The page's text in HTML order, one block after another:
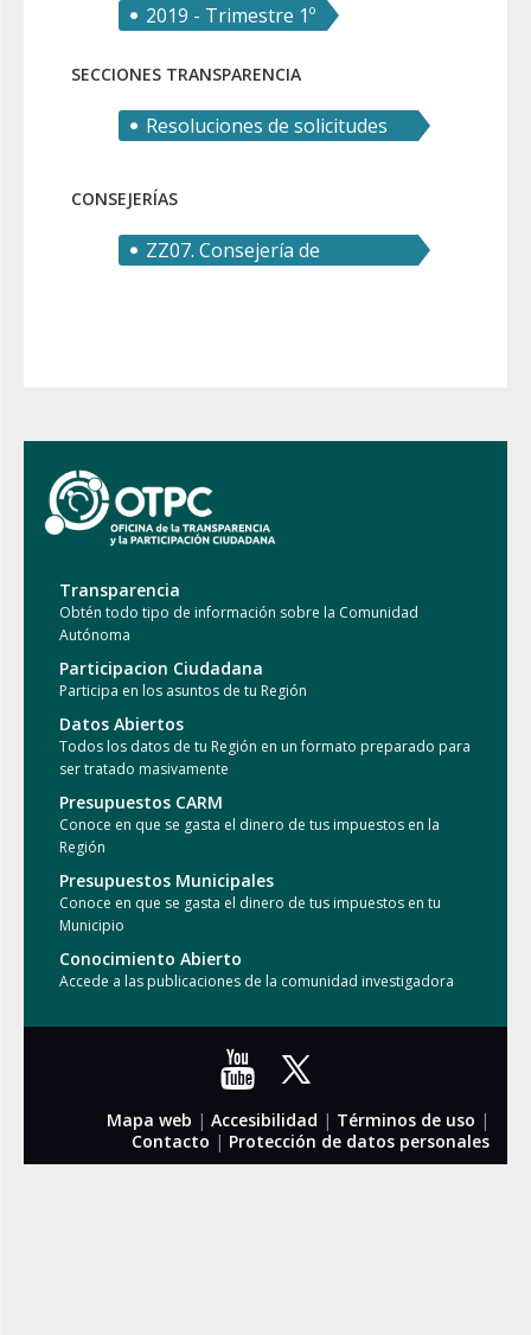
2019 - Trimestre 1º
SECCIONES TRANSPARENCIA
Resoluciones de solicitudes
CONSEJERÍAS
ZZ07. Consejería de
Transparencia
Obtén todo tipo de información sobre la Comunidad
Autónoma
Participacion Ciudadana
Participa en los asuntos de tu Región
Datos Abiertos
Todos los datos de tu Región en un formato preparado para
ser tratado masivamente
Presupuestos CARM
Conoce en que se gasta el dinero de tus impuestos en la
Región
Presupuestos Municipales
Conoce en que se gasta el dinero de tus impuestos en tu
Municipio
Conocimiento Abierto
Accede a las publicaciones de la comunidad investigadora
Mapa web | Accesibilidad | Términos de uso |
Contacto | Protección de datos personales